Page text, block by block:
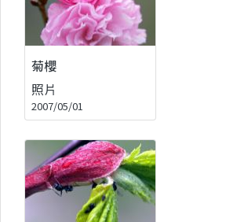
菊櫻
照片
2007/05/01